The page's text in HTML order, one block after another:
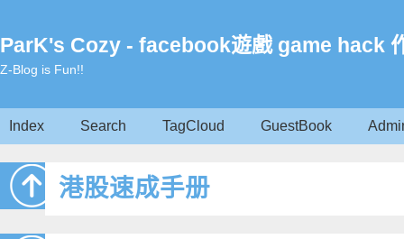
ParK's Cozy - facebook遊戲 game hack
Z-Blog is Fun!!
Index Search TagCloud GuestBook
港股速成手册